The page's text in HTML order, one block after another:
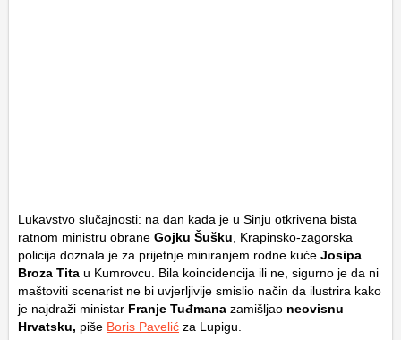
Lukavstvo slučajnosti: na dan kada je u Sinju otkrivena bista
ratnom ministru obrane Gojku Šušku , Krapinsko-zagorska
policija doznala je za prijetnje miniranjem rodne kuće Josipa
Broza Tita u Kumrovcu. Bila koincidencija ili ne, sigurno je da ni
maštoviti scenarist ne bi uvjerljivije smislio način da ilustrira kako
je najdraži ministar Franje Tuđmana zamišljao neovisnu
Hrvatsku, piše Boris Pavelić za Lupigu.